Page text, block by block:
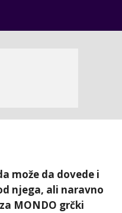
može da dovede i
njega, ali naravno
MONDO grčki